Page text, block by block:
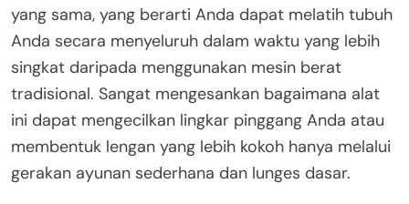
yang sama, yang berarti Anda dapat melatih tubuh
Anda secara menyeluruh dalam waktu yang lebih
singkat daripada menggunakan mesin berat
tradisional. Sangat mengesankan bagaimana alat
ini dapat mengecilkan lingkar pinggang Anda atau
membentuk lengan yang lebih kokoh hanya melalui
gerakan ayunan sederhana dan lunges dasar.